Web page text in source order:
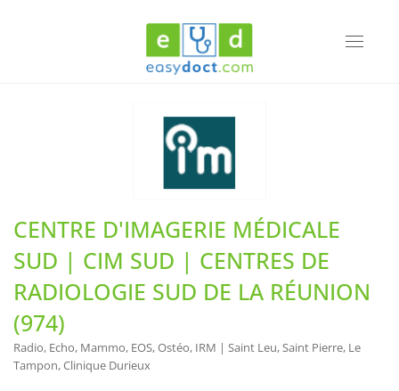
Toggle
CENTRE D'IMAGERIE MÉDICALE
SUD | CIM SUD | CENTRES DE
RADIOLOGIE SUD DE LA RÉUNION
(974)
Radio, Echo, Mammo, EOS, Ostéo, IRM | Saint Leu, Saint Pierre, Le
Tampon, Clinique Durieux